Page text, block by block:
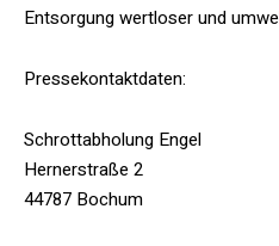
Entsorgung wertloser und
Pressekontaktdaten:
Schrottabholung Engel
Hernerstraße 2
44787 Bochum